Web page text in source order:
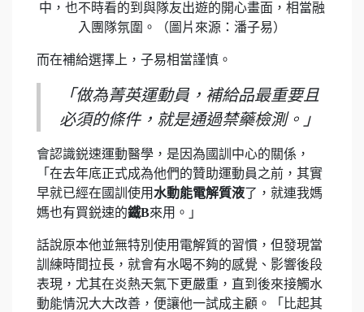
中，也不時看的到與隊友出遊的開心畫面，相當融
入團隊氛圍。（圖片來源：潘子易）
而在補給選擇上，子易相當謹慎。
「做為菁英運動員，補給品最重要且
必須的條件，就是通過禁藥檢測。」
會認識鋭速運動醫學，是因為國訓中心的關係，
「在去年底正式成為他們的贊助運動員之前，其實
早就已經在國訓使用水動能電解質液了，就連我媽
媽也有買鋭速的鐵B來用。」
話說原本他並無特別使用電解質的習慣，但發現當
訓練時間拉長，就會有水喝不夠的感覺、影響後段
表現，尤其在炎熱天氣下更嚴重，直到後來接觸水
動能情況大大改善，便讓他一試成主顧。「比起其